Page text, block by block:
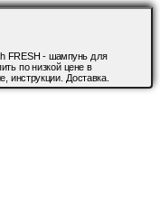
FRESH - шампунь для
по низкой цене в
инструкции. Доставка.